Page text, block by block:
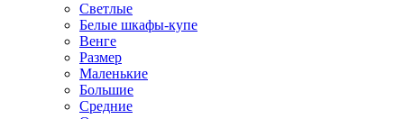
Светлые
Белые шкафы-купе
Венге
Размер
Маленькие
Большие
Средние